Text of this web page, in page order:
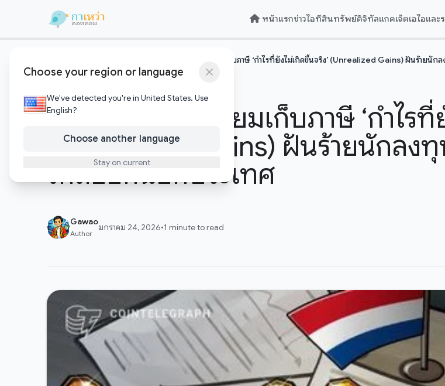
หน้าแรกข่าวไอทีสินทรัพย์ดิจิทัลแกดเจ็ตเอไอแล
Choose your region or language
We've detected you're in United States. Use
English?
Choose another language
Stay on current
เนเธอร์แลนด์เตรียมเก็บภาษี ‘กำไรที่ยังไม่เกิดขึ้นจริง’ (Unrealized Gains) ฝันร้าย
เนเธอร์แลนด์เตรียมเก็บภาษี ‘กำไรที่
(Unrealized Gains) ฝันร้ายนักล
ไหลออกนอกประเทศ
Gawao
Author
มกราคม 24, 2026•1 minute to read